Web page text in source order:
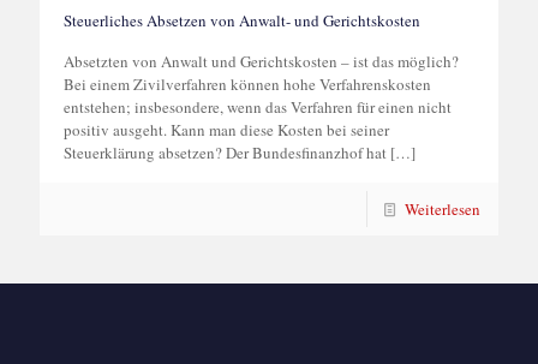
Steuerliches Absetzen von Anwalt- und Gerichtskosten
Absetzten von Anwalt und Gerichtskosten – ist das möglich?
Bei einem Zivilverfahren können hohe Verfahrenskosten
entstehen; insbesondere, wenn das Verfahren für einen nicht
positiv ausgeht. Kann man diese Kosten bei seiner
Steuerklärung absetzen? Der Bundesfinanzhof hat […]
Weiterlesen